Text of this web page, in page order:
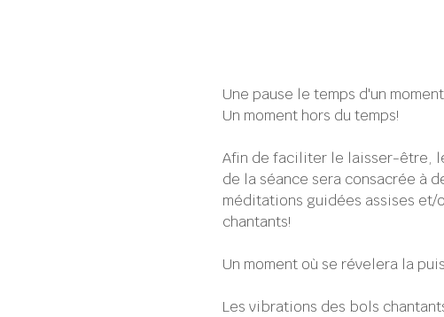
Une pause le temps d'un
Un moment hors du temps!
Afin de faciliter le laisser-être,
de la séance sera consacrée à
méditations guidées assises
chantants!
Un moment où se révelera la
Les vibrations des bols